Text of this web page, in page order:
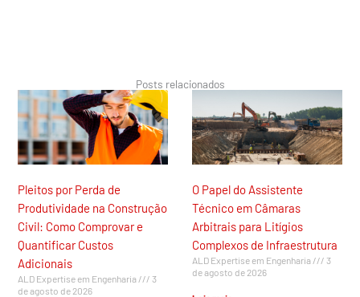
Posts relacionados
Pleitos por Perda de
Produtividade na Construção
Civil: Como Comprovar e
Quantificar Custos
Adicionais
ALD Expertise em Engenharia
3
de agosto de 2026
O Papel do Assistente
Técnico em Câmaras
Arbitrais para Litígios
Complexos de Infraestrutura
ALD Expertise em Engenharia
3
de agosto de 2026